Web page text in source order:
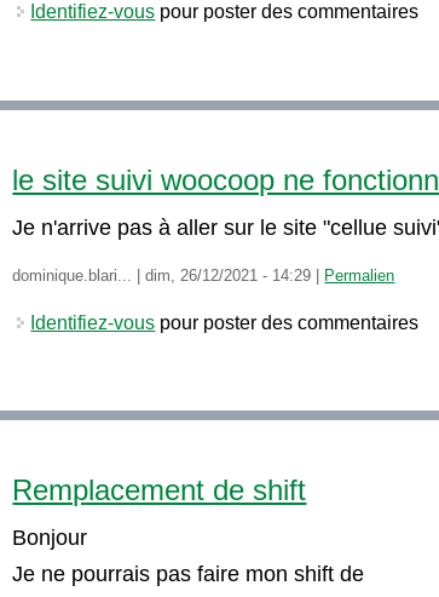
Identifiez-vous pour poster des commentaires
le site suivi woocoop ne
Je n'arrive pas à aller sur le site "cellue
dominique.blari... |dim, 26/12/2021 - 14:29 | Permalien
Identifiez-vous pour poster des commentaires
Remplacement de shift
Bonjour
Je ne pourrais pas faire mon shift de